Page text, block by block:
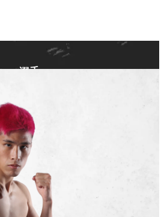
中文（简体）
中文（繁體）
ไทย
العربية
選手